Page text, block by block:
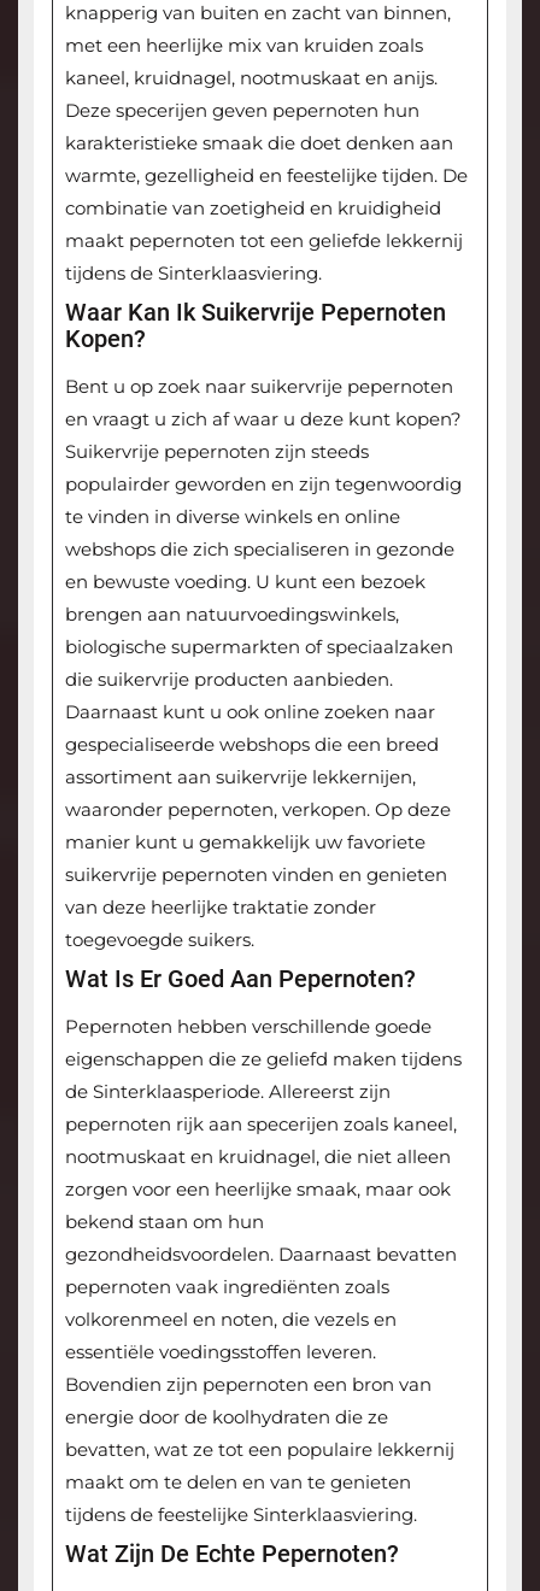
knapperig van buiten en zacht van binnen,
met een heerlijke mix van kruiden zoals
kaneel, kruidnagel, nootmuskaat en anijs.
Deze specerijen geven pepernoten hun
karakteristieke smaak die doet denken aan
warmte, gezelligheid en feestelijke tijden. De
combinatie van zoetigheid en kruidigheid
maakt pepernoten tot een geliefde lekkernij
tijdens de Sinterklaasviering.
Waar Kan Ik Suikervrije Pepernoten
Kopen?
Bent u op zoek naar suikervrije pepernoten
en vraagt u zich af waar u deze kunt kopen?
Suikervrije pepernoten zijn steeds
populairder geworden en zijn tegenwoordig
te vinden in diverse winkels en online
webshops die zich specialiseren in gezonde
en bewuste voeding. U kunt een bezoek
brengen aan natuurvoedingswinkels,
biologische supermarkten of speciaalzaken
die suikervrije producten aanbieden.
Daarnaast kunt u ook online zoeken naar
gespecialiseerde webshops die een breed
assortiment aan suikervrije lekkernijen,
waaronder pepernoten, verkopen. Op deze
manier kunt u gemakkelijk uw favoriete
suikervrije pepernoten vinden en genieten
van deze heerlijke traktatie zonder
toegevoegde suikers.
Wat Is Er Goed Aan Pepernoten?
Pepernoten hebben verschillende goede
eigenschappen die ze geliefd maken tijdens
de Sinterklaasperiode. Allereerst zijn
pepernoten rijk aan specerijen zoals kaneel,
nootmuskaat en kruidnagel, die niet alleen
zorgen voor een heerlijke smaak, maar ook
bekend staan om hun
gezondheidsvoordelen. Daarnaast bevatten
pepernoten vaak ingrediënten zoals
volkorenmeel en noten, die vezels en
essentiële voedingsstoffen leveren.
Bovendien zijn pepernoten een bron van
energie door de koolhydraten die ze
bevatten, wat ze tot een populaire lekkernij
maakt om te delen en van te genieten
tijdens de feestelijke Sinterklaasviering.
Wat Zijn De Echte Pepernoten?